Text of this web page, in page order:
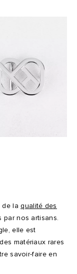
de laqualité des
par nos artisans.
elle est
matériaux rares
savoir-faire en